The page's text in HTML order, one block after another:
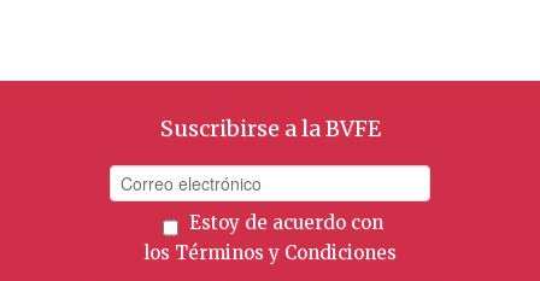
Suscribirse a la BVFE
Estoy de acuerdo con
los Términos y Condiciones